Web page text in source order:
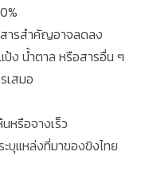
ารสำคัญอาจลดลง
ง น้ำตาล หรือสารอื่น ๆ
เสมอ
หรือจางเร็ว
บุแหล่งที่มาของขิงไทย